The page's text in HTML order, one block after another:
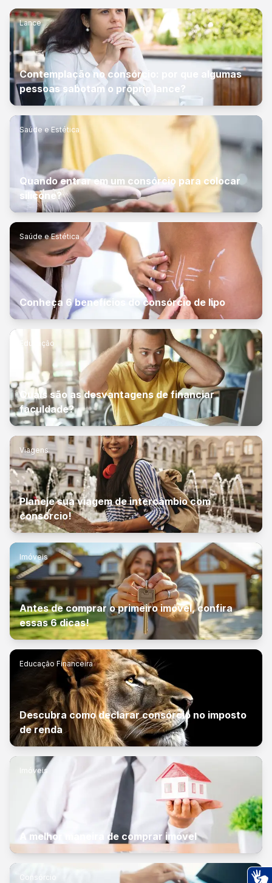
Lance
Contemplação no consórcio: por que algumas
pessoas sabotam o próprio lance?
Saúde e Estética
Quando entrar em um consórcio para colocar
silicone?
Saúde e Estética
Conheça 6 benefícios do consórcio de lipo
Educação
Quais são as desvantagens de financiar
faculdade?
Viagens
Planeje sua viagem de intercâmbio com
consórcio!
Imóveis
Antes de comprar o primeiro imóvel, confira
essas 6 dicas!
Educação Financeira
Descubra como declarar consórcio no imposto
de renda
Imóveis
A melhor maneira de comprar imóvel
Consórcio